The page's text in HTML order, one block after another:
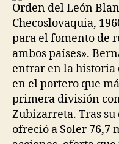
Orden del León
Checoslovaquia,
para el fomento de
ambos países».
entrar en la historia
en el portero que
primera división
Zubizarreta. Tras
ofreció a Soler 76,7